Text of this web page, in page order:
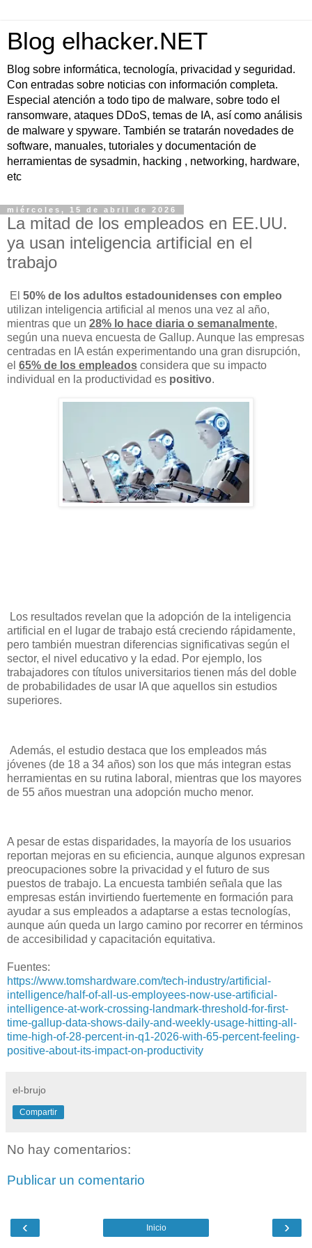
Blog elhacker.NET
Blog sobre informática, tecnología, privacidad y seguridad.
Con entradas sobre noticias con información completa.
Especial atención a todo tipo de malware, sobre todo el
ransomware, ataques DDoS, temas de IA, así como análisis
de malware y spyware. También se tratarán novedades de
software, manuales, tutoriales y documentación de
herramientas de sysadmin, hacking , networking, hardware,
etc
miércoles, 15 de abril de 2026
La mitad de los empleados en EE.UU.
ya usan inteligencia artificial en el
trabajo
El 50% de los adultos estadounidenses con empleo
utilizan inteligencia artificial al menos una vez al año,
mientras que un 28% lo hace diaria o semanalmente,
según una nueva encuesta de Gallup. Aunque las empresas
centradas en IA están experimentando una gran disrupción,
el 65% de los empleados considera que su impacto
individual en la productividad es positivo.
Los resultados revelan que la adopción de la inteligencia
artificial en el lugar de trabajo está creciendo rápidamente,
pero también muestran diferencias significativas según el
sector, el nivel educativo y la edad. Por ejemplo, los
trabajadores con títulos universitarios tienen más del doble
de probabilidades de usar IA que aquellos sin estudios
superiores.
Además, el estudio destaca que los empleados más
jóvenes (de 18 a 34 años) son los que más integran estas
herramientas en su rutina laboral, mientras que los mayores
de 55 años muestran una adopción mucho menor.
A pesar de estas disparidades, la mayoría de los usuarios
reportan mejoras en su eficiencia, aunque algunos expresan
preocupaciones sobre la privacidad y el futuro de sus
puestos de trabajo. La encuesta también señala que las
empresas están invirtiendo fuertemente en formación para
ayudar a sus empleados a adaptarse a estas tecnologías,
aunque aún queda un largo camino por recorrer en términos
de accesibilidad y capacitación equitativa.
Fuentes:
https://www.tomshardware.com/tech-industry/artificial-
intelligence/half-of-all-us-employees-now-use-artificial-
intelligence-at-work-crossing-landmark-threshold-for-first-
time-gallup-data-shows-daily-and-weekly-usage-hitting-all-
time-high-of-28-percent-in-q1-2026-with-65-percent-feeling-
positive-about-its-impact-on-productivity
el-brujo
Compartir
No hay comentarios:
Publicar un comentario
‹ ›
Inicio